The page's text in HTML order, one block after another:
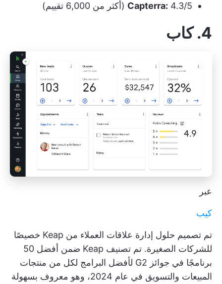
Capterra: 4.3/5 (أكثر من 6,000 تقييم)
4. كاب
عبر
كيب
تم تصميم حلول إدارة علاقات العملاء من Keap خصيصًا
للشركات الصغيرة. تم تصنيف Keap ضمن أفضل 50
برنامجًا في جوائز G2 لأفضل البرامج لكل من منتجات
المبيعات والتسويق في عام 2024، وهو معروف بسهولة